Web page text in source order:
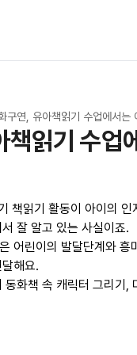
구연, 유아책읽기 수업에서는
책읽기 수업
책읽기 활동이 아이의
잘 알고 있는 사실이죠.
어린이의 발달단계와
해요.
화책 속 캐릭터 그리기,